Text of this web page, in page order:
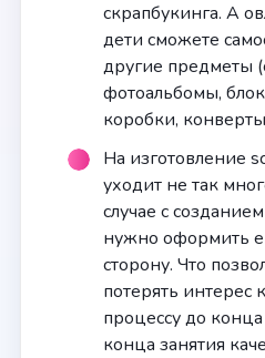
скрапбукинга. А
дети сможете
другие предметы
фотоальбомы,
коробки,
На изготовление
уходит не так
случае с
нужно оформить
сторону. Что
потерять интерес
процессу до
конца занятия